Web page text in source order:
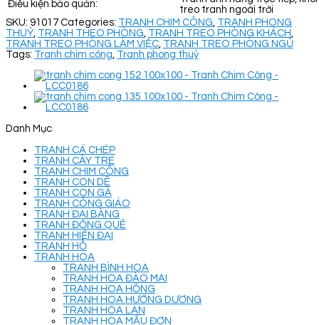
Điều kiện bảo quản:
treo tranh ngoài trời
SKU: 91017 Categories: TRANH CHIM CÔNG TRANH PHONG
THUỶ TRANH THEO PHÒNG TRANH TREO PHÒNG KHÁCH
TRANH TREO PHÒNG LÀM VIỆC TRANH TREO PHÒNG NGỦ
Tags: Tranh chim công Tranh phong thuỷ
Danh Mục
TRANH CÁ CHÉP
TRANH CÂY TRE
TRANH CHIM CÔNG
TRANH CON DÊ
TRANH CON GÀ
TRANH CÔNG GIÁO
TRANH ĐẠI BÀNG
TRANH ĐỒNG QUÊ
TRANH HIỆN ĐẠI
TRANH HỔ
TRANH HOA
TRANH BÌNH HOA
TRANH HOA ĐÀO MAI
TRANH HOA HỒNG
TRANH HOA HƯỚNG DƯƠNG
TRANH HOA LAN
TRANH HOA MẪU ĐƠN